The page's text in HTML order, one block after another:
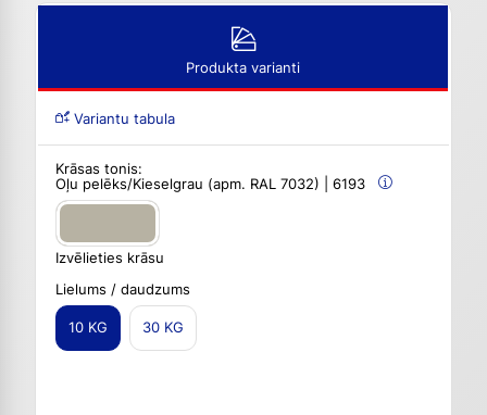
Produkta varianti
Variantu tabula
Krāsas tonis:
Oļu pelēks/Kieselgrau (apm. RAL 7032) | 6193
Izvēlieties krāsu
Lielums / daudzums
10 KG 30 KG